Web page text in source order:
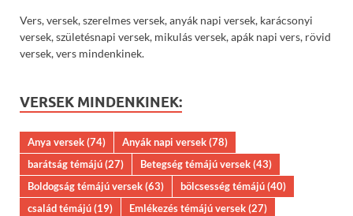
Vers, versek, szerelmes versek, anyák napi versek, karácsonyi
versek, születésnapi versek, mikulás versek, apák napi vers, rövid
versek, vers mindenkinek.
VERSEK MINDENKINEK:
Anya versek(74) Anyák napi versek(78)
barátság témájú(27) Betegség témájú versek(43)
Boldogság témájú versek(63) bölcsesség témájú(40)
család témájú(19) Emlékezés témájú versek(27)